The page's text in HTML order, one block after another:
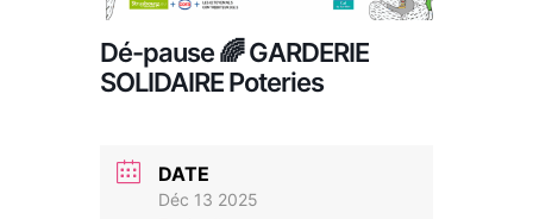
Dé-pause 🌈 GARDERIE
SOLIDAIRE Poteries
DATE
Déc 13 2025